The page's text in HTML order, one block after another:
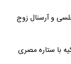
و آرسنال زوج
با ستاره مصری